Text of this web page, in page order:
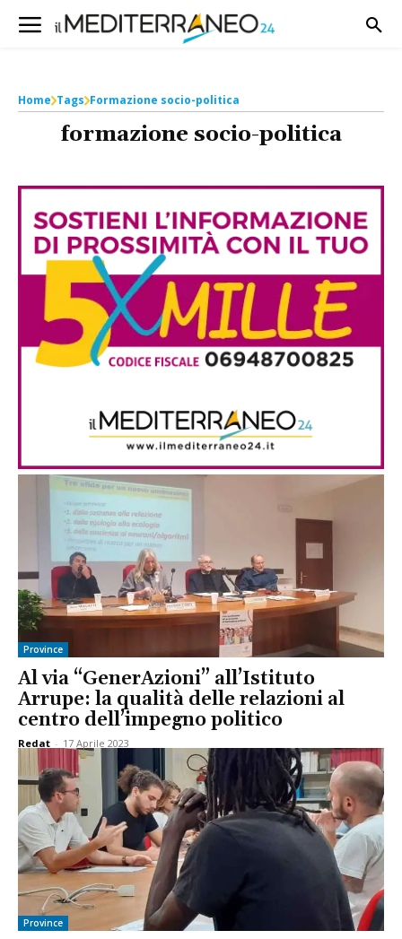
Home Tags Formazione socio-politica
formazione socio-politica
Province
Al via “GenerAzioni” all’Istituto
Arrupe: la qualità delle relazioni al
centro dell’impegno politico
Redat - 17 Aprile 2023
Province